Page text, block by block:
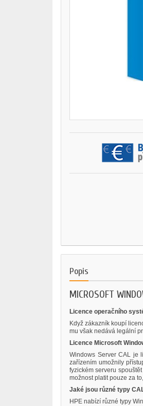
Popis
MICROSOFT
Licence operačního
Když zákazník koupí
mu však nedává legální
Licence Microsoft
Windows Server CAL je
zařízením umožnily
fyzickém serveru
možnost platit pouze za
Jaké jsou různé typy
HPE nabízí různé typy